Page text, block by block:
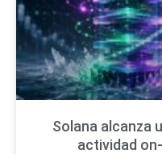
Solana alcanza
actividad